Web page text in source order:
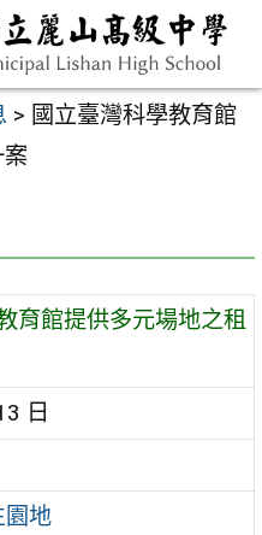
> 國立臺灣科學教育館
育館提供多元場地之租
日
園地